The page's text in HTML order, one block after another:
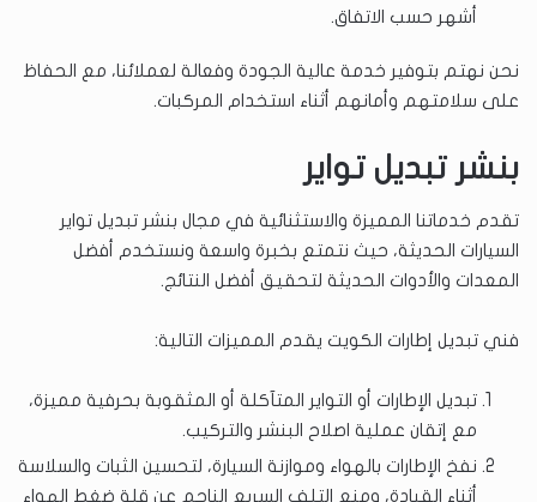
أشهر حسب الاتفاق.
نحن نهتم بتوفير خدمة عالية الجودة وفعالة لعملائنا، مع الحفاظ
على سلامتهم وأمانهم أثناء استخدام المركبات.
بنشر تبديل تواير
تقدم خدماتنا المميزة والاستثنائية في مجال بنشر تبديل تواير
السيارات الحديثة، حيث نتمتع بخبرة واسعة ونستخدم أفضل
المعدات والأدوات الحديثة لتحقيق أفضل النتائج.
فني تبديل إطارات الكويت يقدم المميزات التالية:
تبديل الإطارات أو التواير المتآكلة أو المثقوبة بحرفية مميزة،
مع إتقان عملية اصلاح البنشر والتركيب.
نفخ الإطارات بالهواء وموازنة السيارة، لتحسين الثبات والسلاسة
أثناء القيادة، ومنع التلف السريع الناجم عن قلة ضغط الهواء